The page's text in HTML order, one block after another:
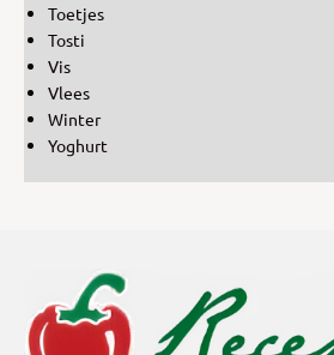
Toetjes
Tosti
Vis
Vlees
Winter
Yoghurt